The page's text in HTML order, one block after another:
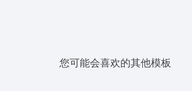
您可能会喜欢的其他模板